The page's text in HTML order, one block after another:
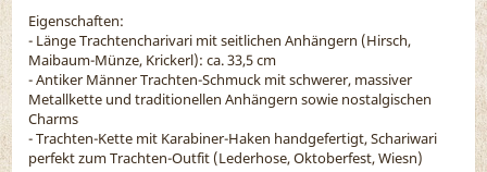
Eigenschaften:
- Länge Trachtencharivari mit seitlichen Anhängern (Hirsch,
Maibaum-Münze, Krickerl): ca. 33,5 cm
- Antiker Männer Trachten-Schmuck mit schwerer, massiver
Metallkette und traditionellen Anhängern sowie nostalgischen
Charms
- Trachten-Kette mit Karabiner-Haken handgefertigt, Schariwari
perfekt zum Trachten-Outfit (Lederhose, Oktoberfest, Wiesn)